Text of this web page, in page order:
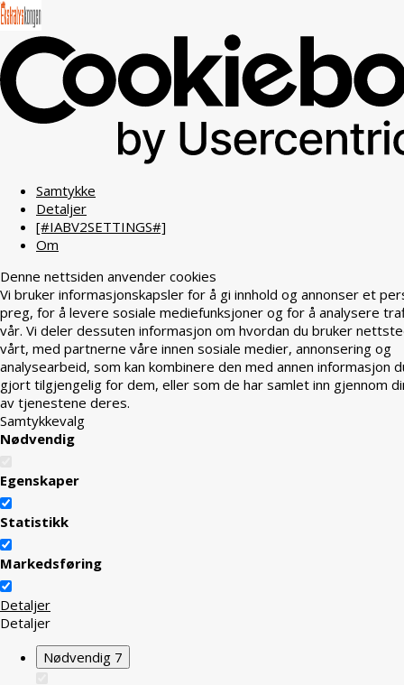
Samtykke
Detaljer
[#IABV2SETTINGS#]
Om
Denne nettsiden anvender cookies
Vi bruker informasjonskapsler for å gi innhold og annonser et
preg, for å levere sosiale mediefunksjoner og for å analysere
vår. Vi deler dessuten informasjon om hvordan du bruker
vårt, med partnerne våre innen sosiale medier, annonsering og
analysearbeid, som kan kombinere den med annen informasjon
gjort tilgjengelig for dem, eller som de har samlet inn gjennom
av tjenestene deres.
Samtykkevalg
Nødvendig
Egenskaper
Statistikk
Markedsføring
Detaljer
Detaljer
Nødvendig 7